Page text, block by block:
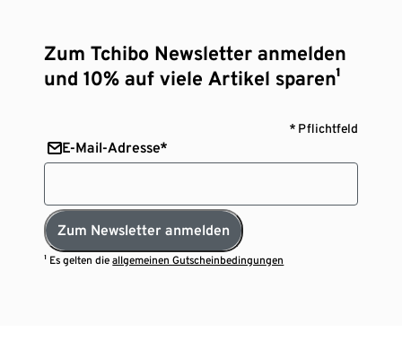
Zum Tchibo Newsletter anmelden
und 10% auf viele Artikel sparen¹
* Pflichtfeld
E-Mail-Adresse*
Zum Newsletter anmelden
¹ Es gelten dieallgemeinen Gutscheinbedingungen